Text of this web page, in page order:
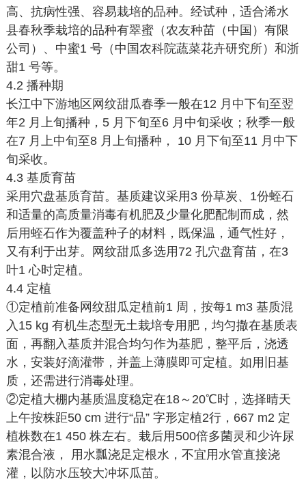
高、抗病性强、容易栽培的品种。经试种，适合浠水
县春秋季栽培的品种有翠蜜（农友种苗（中国）有限
公司）、中蜜1 号（中国农科院蔬菜花卉研究所）和浙
甜1 号等。
4.2 播种期
长江中下游地区网纹甜瓜春季一般在12 月中下旬至翌
年2 月上旬播种，5 月下旬至6 月中旬采收；秋季一般
在7 月上中旬至8 月上旬播种， 10 月下旬至11 月中下
旬采收。
4.3 基质育苗
采用穴盘基质育苗。基质建议采用3 份草炭、1份蛭石
和适量的高质量消毒有机肥及少量化肥配制而成，然
后用蛭石作为覆盖种子的材料，既保温，通气性好，
又有利于出芽。网纹甜瓜多选用72 孔穴盘育苗，在3
叶1 心时定植。
4.4 定植
①定植前准备网纹甜瓜定植前1 周，按每1 m3 基质混
入15 kg 有机生态型无土栽培专用肥，均匀撒在基质表
面，再翻入基质并混合均匀作为基肥，整平后，浇透
水，安装好滴灌带，并盖上薄膜即可定植。如用旧基
质，还需进行消毒处理。
②定植大棚内基质温度稳定在18～20℃时，选择晴天
上午按株距50 cm 进行“品” 字形定植2行，667 m2 定
植株数在1 450 株左右。栽后用500倍多菌灵和少许尿
素混合液， 用水瓢浇足定根水，不宜用水管直接浇
灌，以防水压较大冲坏瓜苗。